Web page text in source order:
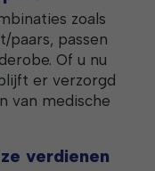
zoals
paars, passen
Of u nu
er verzorgd
van medische
verdienen